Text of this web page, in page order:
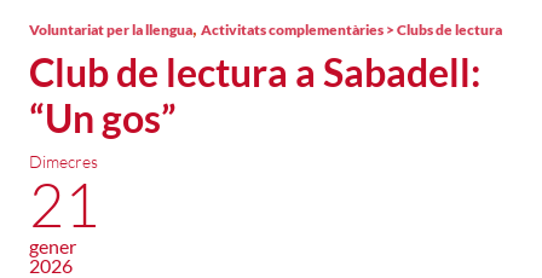
Club de lectura a Sabadell:
“Un gos”
Voluntariat per la llengua, Activitats complementàries > Clubs de lectura
Dimecres
21
gener
2026